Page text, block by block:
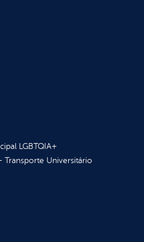
LGBTQIA+
Transporte Universitário